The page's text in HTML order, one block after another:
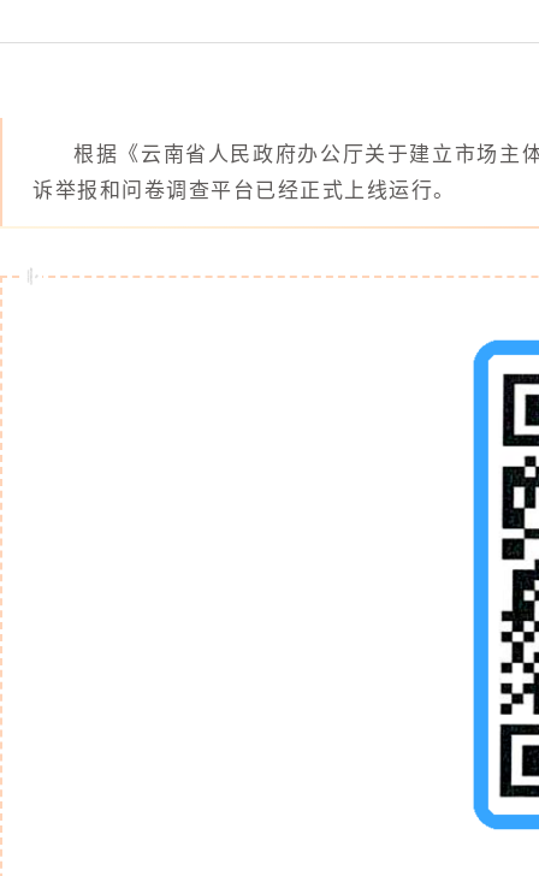
根据《云南省人民政府办公厅关于建立市场
诉举报和问卷调查平台已经正式上线运行。